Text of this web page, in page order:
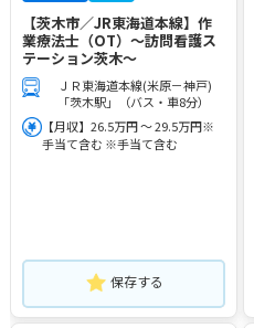
【茨木市／JR東海道本線】作
業療法士（OT）～訪問看護ス
テーション茨木～
ＪＲ東海道本線(米原－神戸)
「茨木駅」（バス・車8分）
【月収】26.5万円 ～ 29.5万円※
手当て含む ※手当て含む
保存する